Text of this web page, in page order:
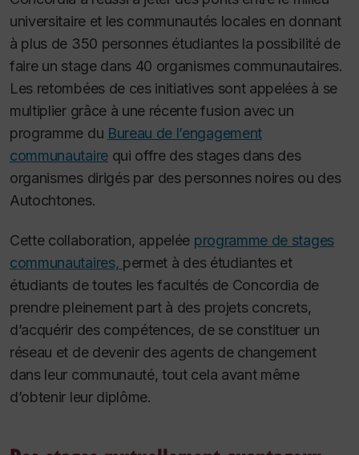
universitaire et les communautés locales en donnant
à plus de 350 personnes étudiantes la possibilité de
faire un stage dans 40 organismes communautaires.
Les retombées de ces initiatives sont appelées à se
multiplier grâce à une récente fusion avec un
programme du Bureau de l’engagement
communautairequi offre des stages dans des
organismes dirigés par des personnes noires ou des
Autochtones.
Cette collaboration, appelée programme de stages
communautaires, permet à des étudiantes et
étudiants de toutes les facultés de Concordia de
prendre pleinement part à des projets concrets,
d’acquérir des compétences, de se constituer un
réseau et de devenir des agents de changement
dans leur communauté, tout cela avant même
d’obtenir leur diplôme.